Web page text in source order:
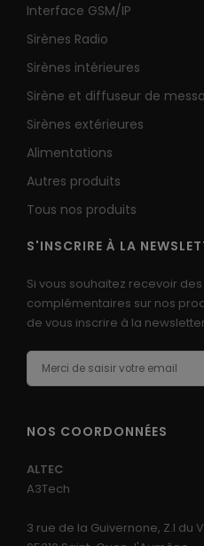
Interface GSM/IP
Sirènes Radio
Sirènes intérieures
Sirène et diffuseur de
Sirènes extérieures
Alimentations
Autres produits
Tous nos produits
S'INSCRIRE À LA
Si vous souhaitez recevoir
complémentaires sur nos
de vous inscrire à la
NOS COORDONNÉES
ALTEC
A3Tech
3 rue de la Guivernone, Z.I du